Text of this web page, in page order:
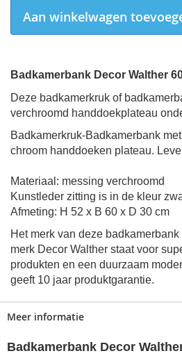
Aan winkelwagen
Badkamerbank Decor Walther
Deze badkamerkruk of
verchroomd handdoekplateau
Badkamerkruk-Badkamerbank
chroom handdoeken plateau.
Materiaal: messing verchroomd
Kunstleder zitting is in de kleur
Afmeting: H 52 x B 60 x D 30 cm
Het merk van deze
merk Decor Walther staat voor
produkten en een duurzaam
geeft 10 jaar produktgarantie.
Meer informatie
Badkamerbank Decor